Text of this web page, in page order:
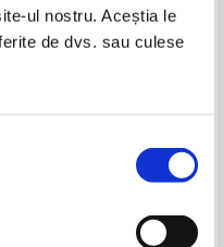
ul nostru. Aceștia le
de dvs. sau culese
Alastair Reynolds - Haul ispasirii